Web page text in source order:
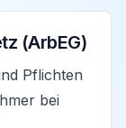
(ArbEG)
Pflichten
bei